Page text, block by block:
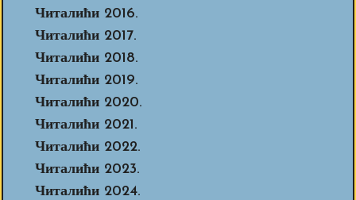
Читалићи 2016.
Читалићи 2017.
Читалићи 2018.
Читалићи 2019.
Читалићи 2020.
Читалићи 2021.
Читалићи 2022.
Читалићи 2023.
Читалићи 2024.